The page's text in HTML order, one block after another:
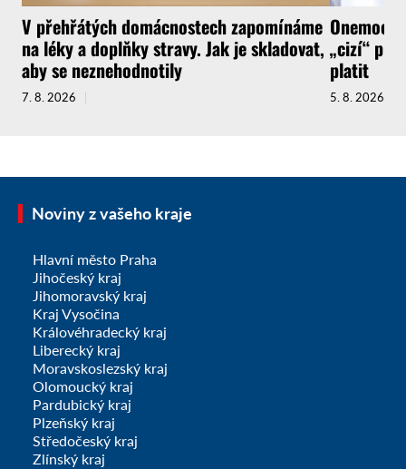
V přehřátých domácnostech zapomínáme
na léky a doplňky stravy. Jak je skladovat,
aby se neznehodnotily
7. 8. 2026
„cizí“
platit
5. 8. 2026
Noviny z vašeho kraje
Hlavní město Praha
Jihočeský kraj
Jihomoravský kraj
Kraj Vysočina
Královéhradecký kraj
Liberecký kraj
Moravskoslezský kraj
Olomoucký kraj
Pardubický kraj
Plzeňský kraj
Středočeský kraj
Zlínský kraj